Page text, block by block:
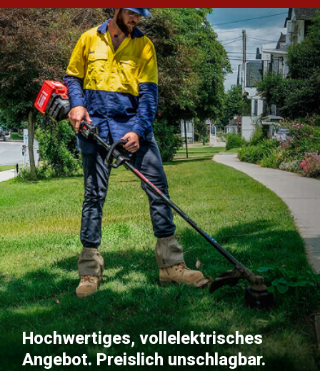
Hochwertiges, vollelektrisches
Angebot. Preislich unschlagbar.